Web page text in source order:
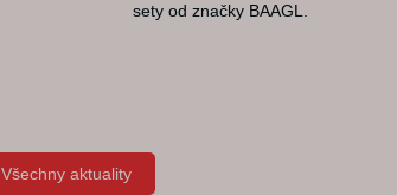
sety od značky BAAGL.
Všechny aktuality